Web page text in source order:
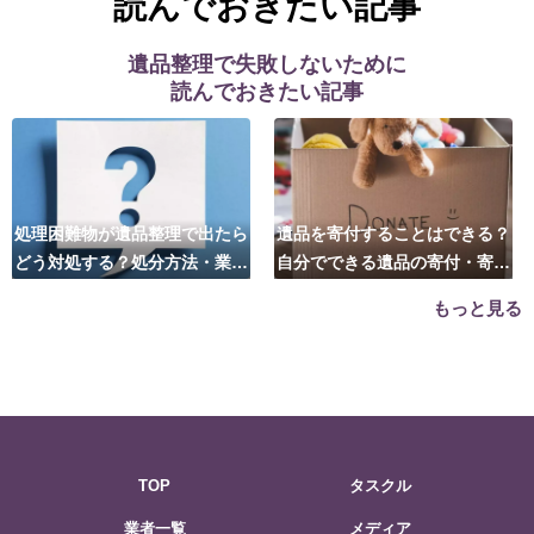
遺品整理で失敗しないために
読んでおきたい記事
処理困難物が遺品整理で出たら
どう対処する？処分方法・業者
遺品を寄付することはできる？
自分でできる遺品の寄付・寄贈
もっと見る
TOP
業者一覧
タスクル
メディア